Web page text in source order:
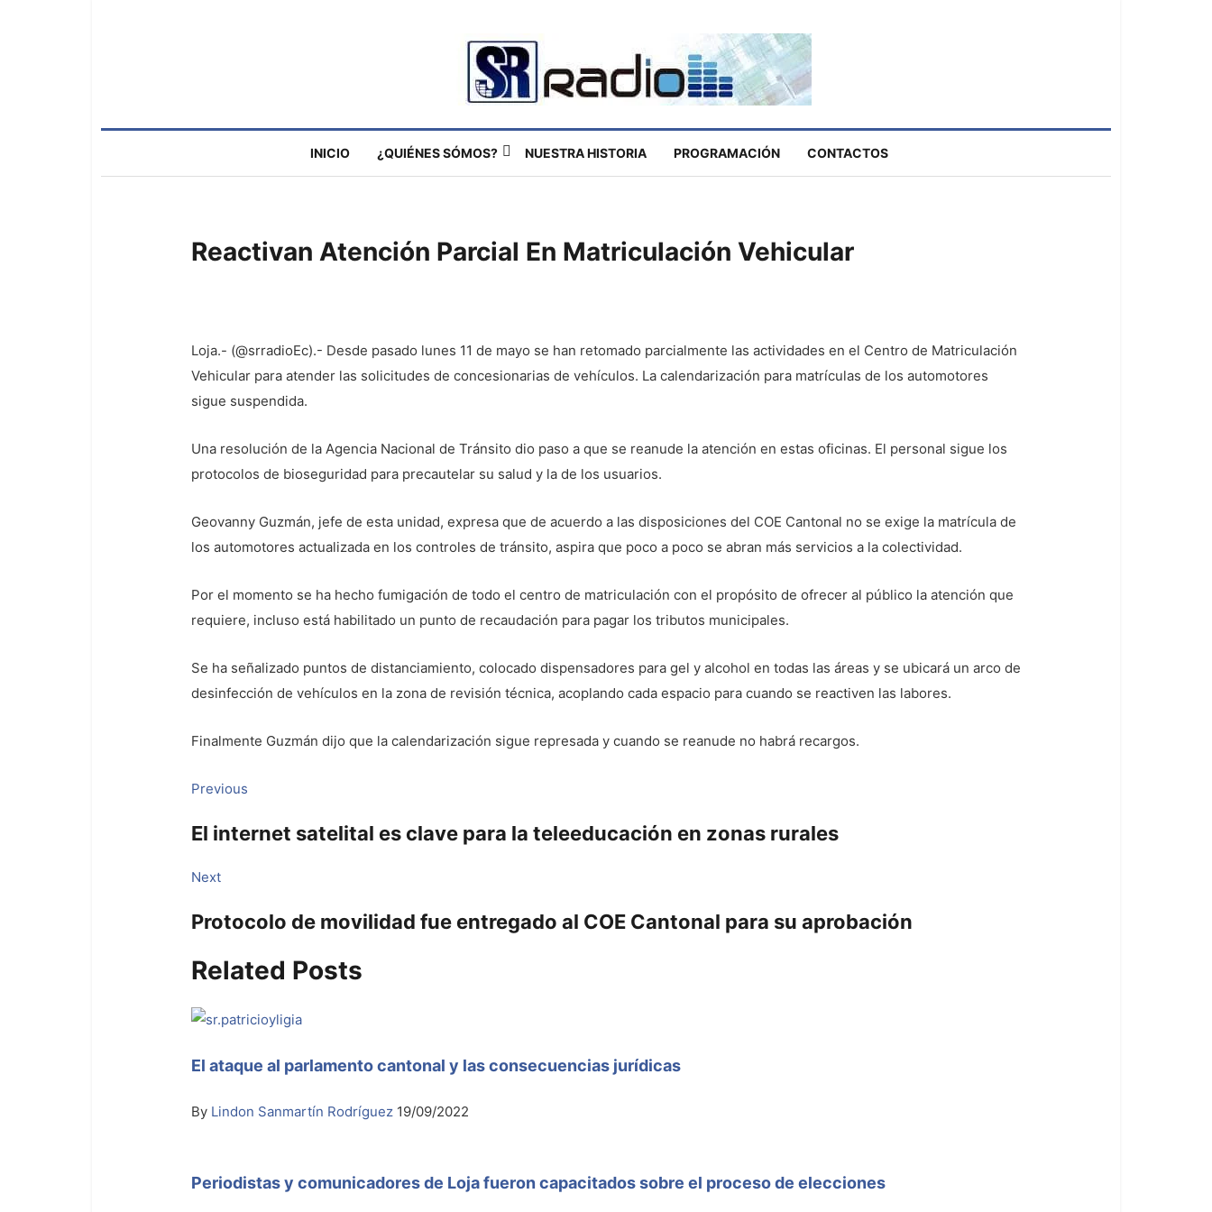
INICIO ¿QUIÉNES SÓMOS? NUESTRA HISTORIA PROGRAMACIÓN CONTACTOS
Reactivan Atención Parcial En Matriculación Vehicular
Loja.- (@srradioEc).- Desde pasado lunes 11 de mayo se han retomado parcialmente las actividades en el Centro de Matriculación
Vehicular para atender las solicitudes de concesionarias de vehículos. La calendarización para matrículas de los automotores
sigue suspendida.
Una resolución de la Agencia Nacional de Tránsito dio paso a que se reanude la atención en estas oficinas. El personal sigue los
protocolos de bioseguridad para precautelar su salud y la de los usuarios.
Geovanny Guzmán, jefe de esta unidad, expresa que de acuerdo a las disposiciones del COE Cantonal no se exige la matrícula de
los automotores actualizada en los controles de tránsito, aspira que poco a poco se abran más servicios a la colectividad.
Por el momento se ha hecho fumigación de todo el centro de matriculación con el propósito de ofrecer al público la atención que
requiere, incluso está habilitado un punto de recaudación para pagar los tributos municipales.
Se ha señalizado puntos de distanciamiento, colocado dispensadores para gel y alcohol en todas las áreas y se ubicará un arco de
desinfección de vehículos en la zona de revisión técnica, acoplando cada espacio para cuando se reactiven las labores.
Finalmente Guzmán dijo que la calendarización sigue represada y cuando se reanude no habrá recargos.
Navegación
de
Previous
El internet satelital es clave para la teleeducación en zonas rurales
NextNext
Protocolo de movilidad fue entregado al COE Cantonal para su aprobación
Related Posts
El ataque al parlamento cantonal y las consecuencias jurídicas
By Lindon Sanmartín Rodríguez 19/09/2022
Periodistas y comunicadores de Loja fueron capacitados sobre el proceso de elecciones